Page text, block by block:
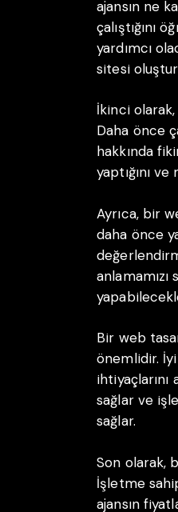
ajansın ne
çalıştığını
yardımcı
sitesi
İkinci
Daha önce
hakkında
yaptığını
Ayrıca, bir
daha önce
Bir web
önemlidir.
sağlar ve
sağlar.
Son olarak,
İşletme
ajansın